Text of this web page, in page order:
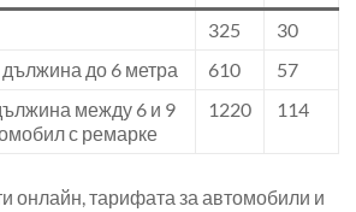
325
30
до 6 метра
610
57
между 6 и 9
с ремарке
1220 114
онлайн, тарифата за автомобили и